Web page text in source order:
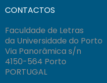
CONTACTOS
Faculdade de Letras
da Universidade do Porto
Via Panorâmica s/n
4150-564 Porto
PORTUGAL